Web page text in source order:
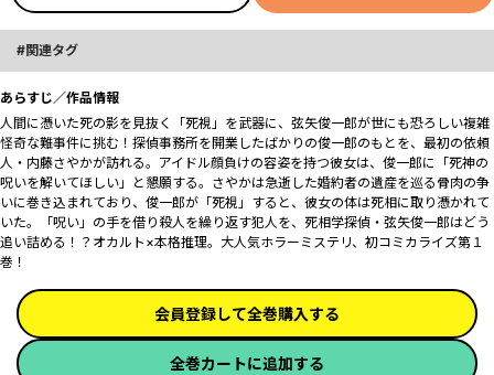
関連タグ
あらすじ／作品情報
人間に憑いた死の影を見抜く「死視」を武器に、弦矢俊一郎が世にも恐ろしい複雑
怪奇な難事件に挑む！探偵事務所を開業したばかりの俊一郎のもとを、最初の依頼
人・内藤さやかが訪れる。アイドル顔負けの容姿を持つ彼女は、俊一郎に「死神の
呪いを解いてほしい」と懇願する。さやかは急逝した婚約者の遺産を巡る骨肉の争
いに巻き込まれており、俊一郎が「死視」すると、彼女の体は死相に取り憑かれて
いた――。「呪い」の手を借り殺人を繰り返す犯人を、死相学探偵・弦矢俊一郎はどう
追い詰める！？オカルト×本格推理。大人気ホラーミステリ、初コミカライズ第１
巻！
会員登録して全巻購入する
全巻カートに追加する